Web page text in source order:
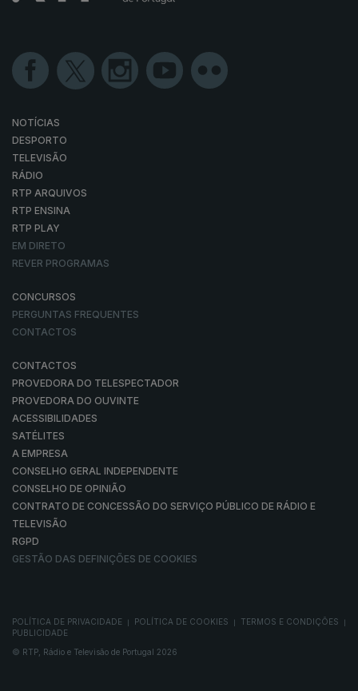
NOTÍCIAS
DESPORTO
TELEVISÃO
RÁDIO
RTP ARQUIVOS
RTP ENSINA
RTP PLAY
EM DIRETO
REVER PROGRAMAS
CONCURSOS
PERGUNTAS FREQUENTES
CONTACTOS
CONTACTOS
PROVEDORA DO TELESPECTADOR
PROVEDORA DO OUVINTE
ACESSIBILIDADES
SATÉLITES
A EMPRESA
CONSELHO GERAL INDEPENDENTE
CONSELHO DE OPINIÃO
CONTRATO DE CONCESSÃO DO SERVIÇO PÚBLICO DE RÁDIO E
TELEVISÃO
RGPD
GESTÃO DAS DEFINIÇÕES DE COOKIES
POLÍTICA DE PRIVACIDADE POLÍTICA DE COOKIES TERMOS E CONDIÇÕES
PUBLICIDADE
© RTP, Rádio e Televisão de Portugal 2026